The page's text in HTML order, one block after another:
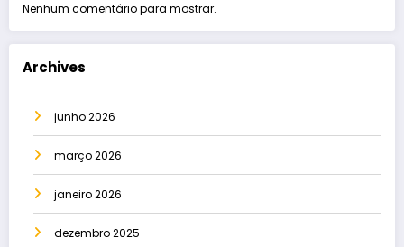
Nenhum comentário para mostrar.
Archives
junho 2026
março 2026
janeiro 2026
dezembro 2025